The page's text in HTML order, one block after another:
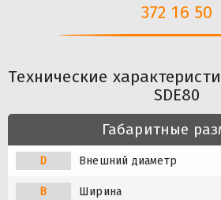
372 16 50
Технические
SDE80
Габаритные
D Внешний диаметр
B Ширина